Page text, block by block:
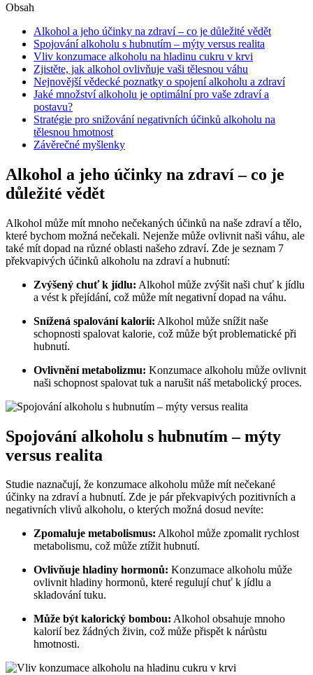
Obsah
Alkohol a jeho účinky na zdraví – co je důležité vědět
Spojování alkoholu s hubnutím – mýty versus realita
Vliv konzumace alkoholu na hladinu cukru v krvi
Zjistěte, jak alkohol ovlivňuje vaši tělesnou váhu
Nejnovější vědecké poznatky o spojení alkoholu a zdraví
Jaké množství alkoholu je optimální pro vaše zdraví a
postavu?
Stratégie pro snižování negativních účinků alkoholu na
tělesnou hmotnost
Závěrečné myšlenky
Alkohol a jeho účinky na zdraví – co je
důležité vědět
Alkohol může mít mnoho nečekaných účinků na naše zdraví a tělo,
které bychom možná nečekali. Nejenže může ovlivnit naši váhu, ale
také mít dopad na různé oblasti našeho zdraví. Zde je seznam 7
překvapivých účinků alkoholu na zdraví a hubnutí:
Zvýšený chuť k jídlu: Alkohol může zvýšit naši chuť k jídlu
a vést k přejídání, což může mít negativní dopad na váhu.
Snížená spalování kalorií: Alkohol může snížit naše
schopnosti spalovat kalorie, což může být problematické při
hubnutí.
Ovlivnění metabolizmu: Konzumace alkoholu může ovlivnit
naši schopnost spalovat tuk a narušit náš metabolický proces.
Spojování alkoholu s hubnutím – mýty
versus realita
Studie naznačují, že konzumace alkoholu může mít nečekané
účinky na zdraví a hubnutí. Zde je pár překvapivých pozitivních a
negativních vlivů alkoholu, o kterých možná dosud nevíte:
Zpomaluje metabolismus: Alkohol může zpomalit rychlost
metabolismu, což může ztížit hubnutí.
Ovlivňuje hladiny hormonů: Konzumace alkoholu může
ovlivnit hladiny hormonů, které regulují chuť k jídlu a
skladování tuku.
Může být kalorický bombou: Alkohol obsahuje mnoho
kalorií bez žádných živin, což může přispět k nárůstu
hmotnosti.